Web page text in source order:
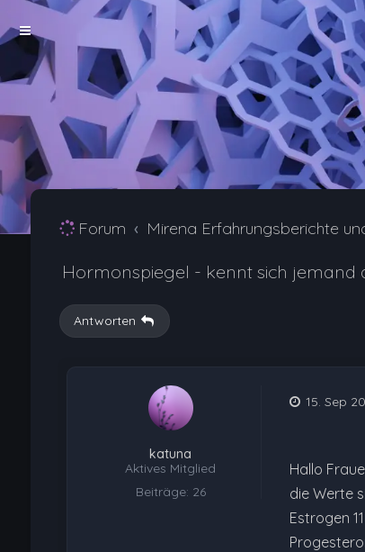
Forum Mirena Erfahrungsberichte
Hormonspiegel - kennt sich jemand
Antworten
katuna
Aktives Mitglied
Beiträge: 26
15. Sep
Hallo
die Werte
Estrogen